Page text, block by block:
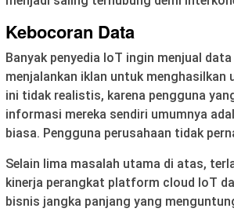
Kebocoran Data
Banyak penyedia IoT ingin menjual
menjalankan iklan untuk menghasilkan
ini tidak realistis, karena pengguna
informasi mereka sendiri umumnya
biasa. Pengguna perusahaan tidak
Selain lima masalah utama di atas,
kinerja perangkat platform cloud IoT
bisnis jangka panjang yang